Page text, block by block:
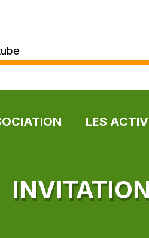
LES